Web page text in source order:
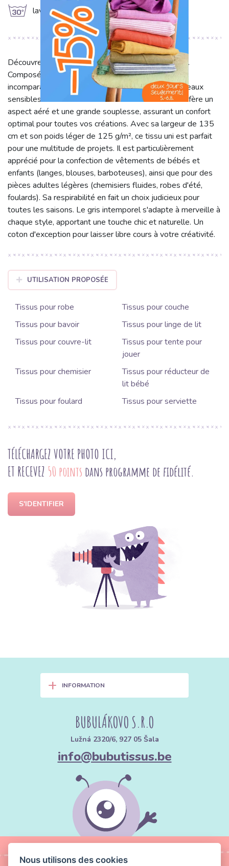
g lavage à 30°C
Découvrez notre tissu double gaze/mousseline gris.
Composé à 100% de coton, il offre une douceur
incomparable et un toucher délicat, idéal pour les peaux
sensibles. Sa texture naturellement froissée lui confère un
aspect aéré et une grande souplesse, assurant un confort
optimal pour toutes vos créations. Avec sa largeur de 135
cm et son poids léger de 125 g/m², ce tissu uni est parfait
pour une multitude de projets. Il est particulièrement
apprécié pour la confection de vêtements de bébés et
enfants (langes, blouses, barboteuses), ainsi que pour des
pièces adultes légères (chemisiers fluides, robes d'été,
foulards). Sa respirabilité en fait un choix judicieux pour
toutes les saisons. Le gris intemporel s'adapte à merveille à
chaque style, apportant une touche chic et naturelle. Un
coton d'exception pour laisser libre cours à votre créativité.
UTILISATION PROPOSÉE
Tissus pour robe
Tissus pour couche
Tissus pour bavoir
Tissus pour linge de lit
Tissus pour couvre-lit
Tissus pour tente pour
jouer
Tissus pour chemisier
Tissus pour réducteur de
lit bébé
Tissus pour foulard
Tissus pour serviette
TÉLÉCHARGEZ VOTRE PHOTO ICI,
ET RECEVEZ 50 points dans programme de fidélité.
S'IDENTIFIER
+ INFORMATION
BUBULÁKOVO S.R.O
Lužná 2320/6, 927 05 Šala
info@bubutissus.be
Nous utilisons des cookies